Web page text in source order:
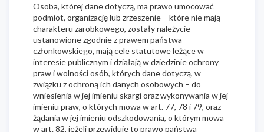
Osoba, której dane dotyczą, ma prawo umocować
podmiot, organizację lub zrzeszenie – które nie mają
charakteru zarobkowego, zostały należycie
ustanowione zgodnie z prawem państwa
członkowskiego, mają cele statutowe leżące w
interesie publicznym i działają w dziedzinie ochrony
praw i wolności osób, których dane dotyczą, w
związku z ochroną ich danych osobowych – do
wniesienia w jej imieniu skargi oraz wykonywania w jej
imieniu praw, o których mowa w art. 77, 78 i 79, oraz
żądania w jej imieniu odszkodowania, o którym mowa
w art. 82, jeżeli przewiduje to prawo państwa